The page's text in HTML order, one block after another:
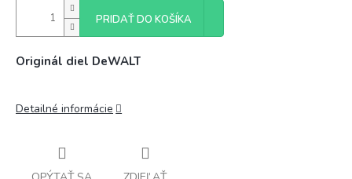
PRIDAŤ DO KOŠÍKA
Originál diel DeWALT
Detailné informácie